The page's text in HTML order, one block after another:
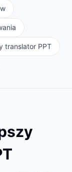
translator PPT